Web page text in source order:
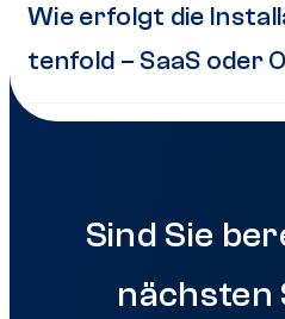
Wie erfolgt die
tenfold – SaaS oder
Sind Sie